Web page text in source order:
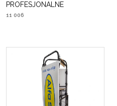
PROFESJONALNE
11 006